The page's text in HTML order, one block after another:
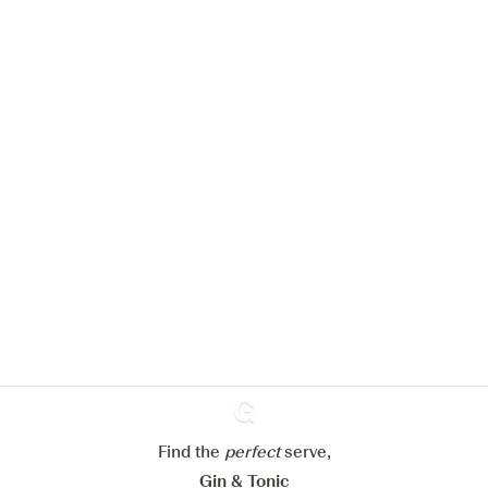
Ginventory
Find the perfectserve,
Gin & Tonic